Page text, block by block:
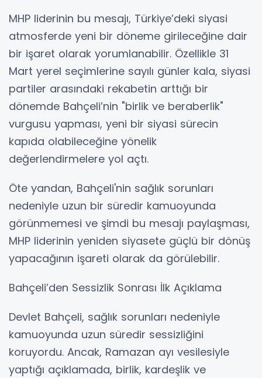
MHP liderinin bu mesajı, Türkiye’deki siyasi
atmosferde yeni bir döneme girileceğine dair
bir işaret olarak yorumlanabilir. Özellikle 31
Mart yerel seçimlerine sayılı günler kala, siyasi
partiler arasındaki rekabetin arttığı bir
dönemde Bahçeli’nin "birlik ve beraberlik"
vurgusu yapması, yeni bir siyasi sürecin
kapıda olabileceğine yönelik
değerlendirmelere yol açtı.
Öte yandan, Bahçeli'nin sağlık sorunları
nedeniyle uzun bir süredir kamuoyunda
görünmemesi ve şimdi bu mesajı paylaşması,
MHP liderinin yeniden siyasete güçlü bir dönüş
yapacağının işareti olarak da görülebilir.
Bahçeli’den Sessizlik Sonrası İlk Açıklama
Devlet Bahçeli, sağlık sorunları nedeniyle
kamuoyunda uzun süredir sessizliğini
koruyordu. Ancak, Ramazan ayı vesilesiyle
yaptığı açıklamada, birlik, kardeşlik ve